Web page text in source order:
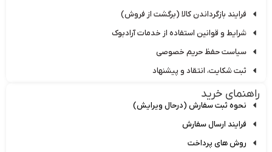
فرایند بازگرداندن کالا (برگشت از فروش)
شرایط و قوانین استفاده از خدمات آرادبوک
سیاست حفظ حریم خصوصی
ثبت شکایت، انتقاد و پیشنهاد
خرید
نحوه ثبت سفارش (درحال ویرایش)
فرایند ارسال سفارش
روش های پرداخت